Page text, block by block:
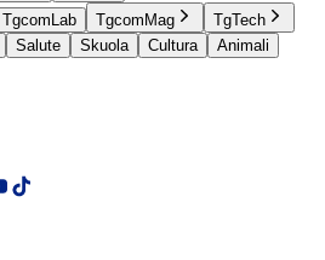
TgcomLab TgcomMag
TgTech
Salute Skuola Cultura
Animali